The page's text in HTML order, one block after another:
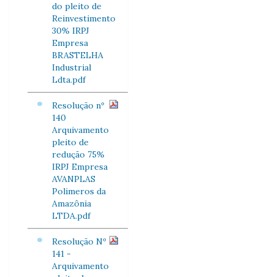
do pleito de
Reinvestimento
30% IRPJ
Empresa
BRASTELHA
Industrial
Ldta.pdf
Resolução nº
140
Arquivamento
pleito de
redução 75%
IRPJ Empresa
AVANPLAS
Polimeros da
Amazônia
LTDA.pdf
Resolução Nº
141 -
Arquivamento